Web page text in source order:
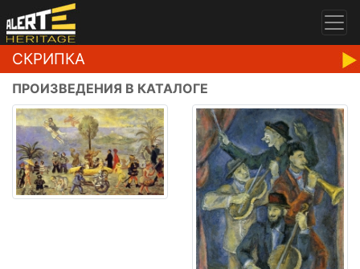
СКРИПКА
ПРОИЗВЕДЕНИЯ В КАТАЛОГЕ